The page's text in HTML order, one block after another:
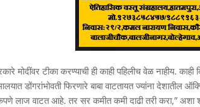
मोदींवर टीका करण्याची ही काही पहिलीच वेळ नाहीय. काही
डोंगरांभोवती फिरणारे बाबा वाटतायत ज्यांना
लाज वाटत आहे. तर सर कमीत कमी दाढी तरी करा,” अशा